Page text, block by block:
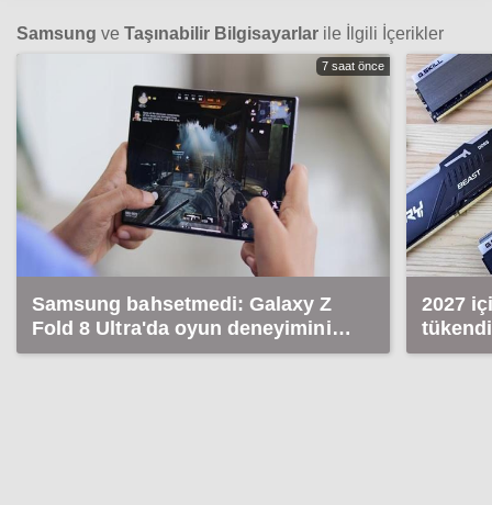
Samsung ve Taşınabilir Bilgisayarlar ile İlgili İçerikler
7 saat önce
Samsung bahsetmedi: Galaxy Z
Fold 8 Ultra'da oyun deneyimini
etkileyecek detay!
2027